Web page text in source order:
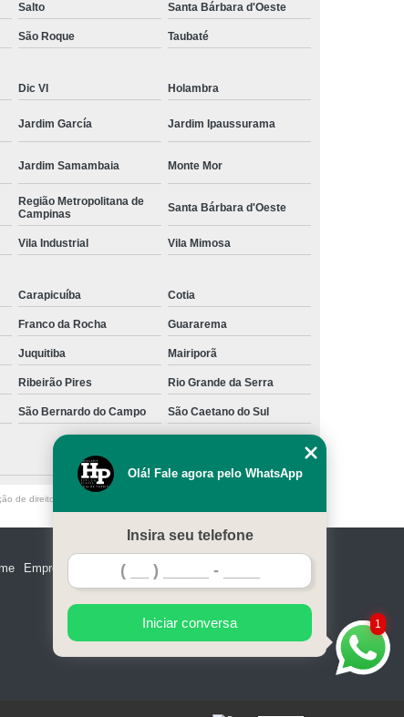
Moda
Roupas Masculinas Esporte Fino
Roupas Masculinas na Moda
Social Roupas Sociais Masculinas
Salto Santa Bárbara d'Oeste
São Roque Taubaté
Dic VI Holambra
Jardim García Jardim Ipaussurama
Jardim Samambaia Monte Mor
Região Metropolitana de
Campinas
Santa Bárbara d'Oeste
Vila Industrial Vila Mimosa
Carapicuíba Cotia
Franco da Rocha Guararema
Juquitiba Mairiporã
Ribeirão Pires Rio Grande da Serra
São Bernardo do Campo São Caetano do Sul
de direito autoral – artigo 184 do Código Penal –
Empresa Serviços Contato
1
Olá! Fale agora pelo WhatsApp
Insira seu telefone
Iniciar conversa